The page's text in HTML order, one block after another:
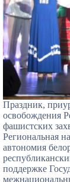
Праздник,
освобождения
фашистских
Региональная
автономия
поддержке